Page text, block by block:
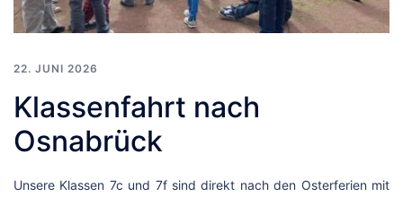
22. JUNI 2026
Klassenfahrt nach
Osnabrück
Unsere Klassen 7c und 7f sind direkt nach den Osterferien mit